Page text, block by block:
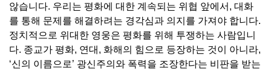
않습니다. 우리는 평화에 대한 계속되는 위협 앞에서, 대화
를 통해 문제를 해결하려는 경각심과 의지를 가져야 합니다.
정치적으로 위대한 영웅은 평화를 위해 투쟁하는 사람입니
다. 종교가 평화, 연대, 화해의 힘으로 등장하는 것이 아니라,
‘신의 이름으로’ 광신주의와 폭력을 조장한다는 비판을 받는